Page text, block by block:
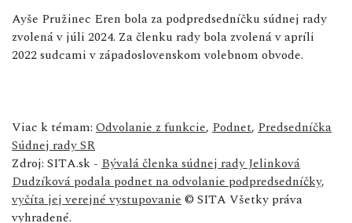
Ayše Pružinec Eren bola za podpredsedníčku súdnej rady
zvolená v júli 2024. Za členku rady bola zvolená v apríli
2022 sudcami v západoslovenskom volebnom obvode.
Viac k témam: Odvolanie z funkcie, Podnet, Predsedníčka
Súdnej rady SR
Zdroj: SITA.sk - Bývalá členka súdnej rady Jelinková
Dudzíková podala podnet na odvolanie podpredsedníčky,
vyčíta jej verejné vystupovanie © SITA Všetky práva
vyhradené.